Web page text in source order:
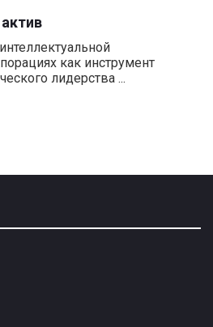
как инструмент
лидерства ...